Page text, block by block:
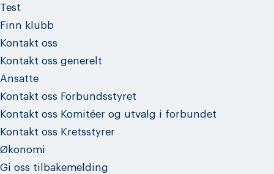
Test
Finn klubb
Kontakt oss
Kontakt oss generelt
Ansatte
Kontakt oss Forbundsstyret
Kontakt oss Komitéer og utvalg i forbundet
Kontakt oss Kretsstyrer
Økonomi
Gi oss tilbakemelding